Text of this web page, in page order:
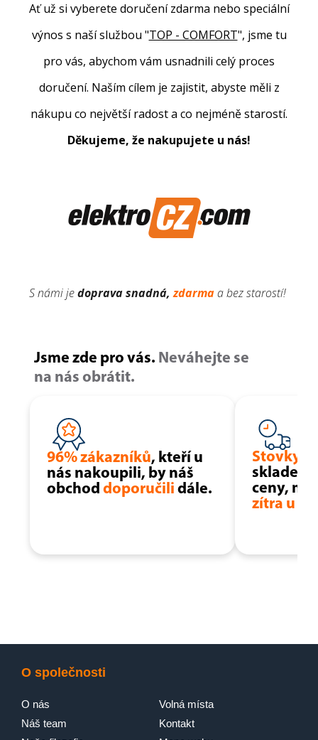
Ať už si vyberete doručení zdarma nebo speciální
výnos s naší službou "TOP - COMFORT", jsme tu
pro vás, abychom vám usnadnili celý proces
doručení. Naším cílem je zajistit, abyste měli z
nákupu co největší radost a co nejméně starostí.
Děkujeme, že nakupujete u nás!
S námi jedopravasnadná,zdarmaa bez starostí!
Jsme zde pro vás. Neváhejte se
na nás obrátit.
96% zákazníků, kteří u
nás nakoupili, by náš
obchoddoporučili dále.
Stovky
skladem
ceny,
zítra u
O společnosti
O nás
Náš team
Volná místa
Kontakt